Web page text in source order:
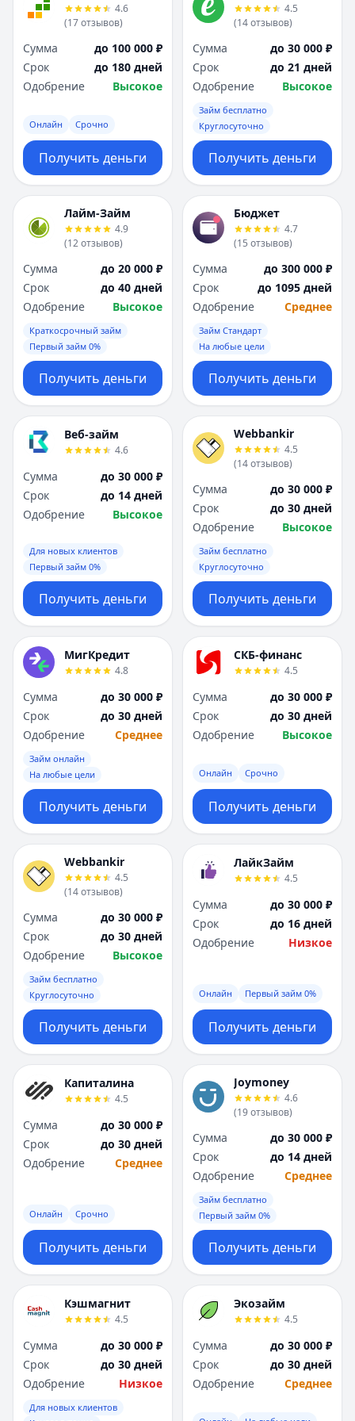
4.6
(17отзывов)
Сумма
до 100 000 ₽
Срок
до 180 дней
Одобрение
Высокое
Онлайн Срочно
Получить деньги
4.5
(14отзывов)
Сумма
до 30 000 ₽
Срок
до 21 дней
Одобрение
Высокое
Займ бесплатно
Круглосуточно
Получить деньги
Лайм-Займ
4.9
(12отзывов)
Сумма
до 20 000 ₽
Срок
до 40 дней
Одобрение
Высокое
Краткосрочный займ
Первый займ 0%
Получить деньги
Бюджет
4.7
(15 отзывов)
Сумма
до 300 000 ₽
Срок
до 1095 дней
Одобрение
Среднее
Займ Стандарт
На любые цели
Получить деньги
Веб-займ
4.6
Сумма
до 30 000 ₽
Срок
до 14 дней
Одобрение
Высокое
Для новых клиентов
Первый займ 0%
Получить деньги
Webbankir
4.5
(14отзывов)
Сумма
до 30 000 ₽
Срок
до 30 дней
Одобрение
Высокое
Займ бесплатно
Круглосуточно
Получить деньги
МигКредит
4.8
Сумма
до 30 000 ₽
Срок
до 30 дней
Одобрение
Среднее
Займ онлайн
На любые цели
Получить деньги
СКБ-финанс
4.5
Сумма
до 30 000 ₽
Срок
до 30 дней
Одобрение
Высокое
Онлайн Срочно
Получить деньги
Webbankir
4.5
(14отзывов)
Сумма
до 30 000 ₽
Срок
до 30 дней
Одобрение
Высокое
Займ бесплатно
Круглосуточно
Получить деньги
ЛайкЗайм
4.5
Сумма
до 30 000 ₽
Срок
до 16 дней
Одобрение
Низкое
Онлайн Первый займ 0%
Получить деньги
Капиталина
4.5
Сумма
до 30 000 ₽
Срок
до 30 дней
Одобрение
Среднее
Онлайн Срочно
Получить деньги
Joymoney
4.6
(19отзывов)
Сумма
до 30 000 ₽
Срок
до 14 дней
Одобрение
Среднее
Займ бесплатно
Первый займ 0%
Получить деньги
Кэшмагнит
4.5
Сумма
до 30 000 ₽
Срок
до 30 дней
Одобрение
Низкое
Для новых клиентов
Экозайм
4.5
Сумма
до 30 000 ₽
Срок
до 30 дней
Одобрение
Среднее